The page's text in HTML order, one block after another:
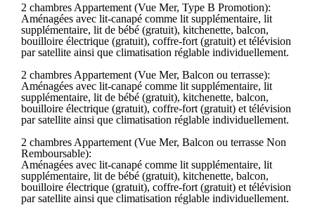
2 chambres Appartement (Vue Mer, Type B Promotion):
Aménagées avec lit-canapé comme lit supplémentaire, lit
supplémentaire, lit de bébé (gratuit), kitchenette, balcon,
bouilloire électrique (gratuit), coffre-fort (gratuit) et télévision
par satellite ainsi que climatisation réglable individuellement.
2 chambres Appartement (Vue Mer, Balcon ou terrasse):
Aménagées avec lit-canapé comme lit supplémentaire, lit
supplémentaire, lit de bébé (gratuit), kitchenette, balcon,
bouilloire électrique (gratuit), coffre-fort (gratuit) et télévision
par satellite ainsi que climatisation réglable individuellement.
2 chambres Appartement (Vue Mer, Balcon ou terrasse Non
Remboursable):
Aménagées avec lit-canapé comme lit supplémentaire, lit
supplémentaire, lit de bébé (gratuit), kitchenette, balcon,
bouilloire électrique (gratuit), coffre-fort (gratuit) et télévision
par satellite ainsi que climatisation réglable individuellement.